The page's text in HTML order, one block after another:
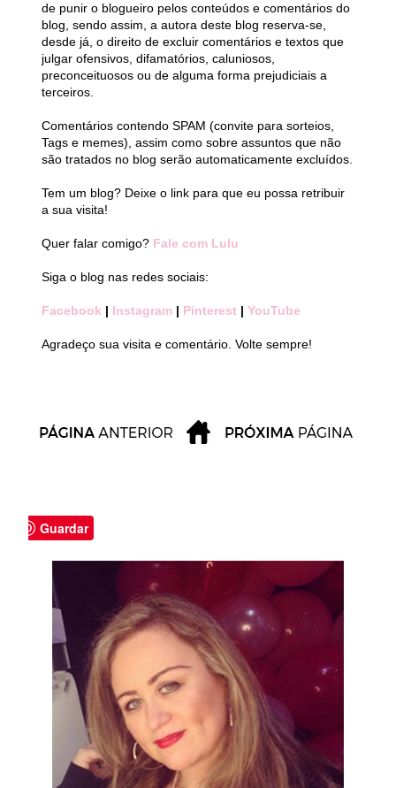
de punir o blogueiro pelos conteúdos e comentários do
blog, sendo assim, a autora deste blog reserva-se,
desde já, o direito de excluir comentários e textos que
julgar ofensivos, difamatórios, caluniosos,
preconceituosos ou de alguma forma prejudiciais a
terceiros.
Comentários contendo SPAM (convite para sorteios,
Tags e memes), assim como sobre assuntos que não
são tratados no blog serão automaticamente excluídos.
Tem um blog? Deixe o link para que eu possa retribuir
a sua visita!
Quer falar comigo? Fale com Lulu
Siga o blog nas redes sociais:
Facebook | Instagram | Pinterest | YouTube
Agradeço sua visita e comentário. Volte sempre!
Guardar